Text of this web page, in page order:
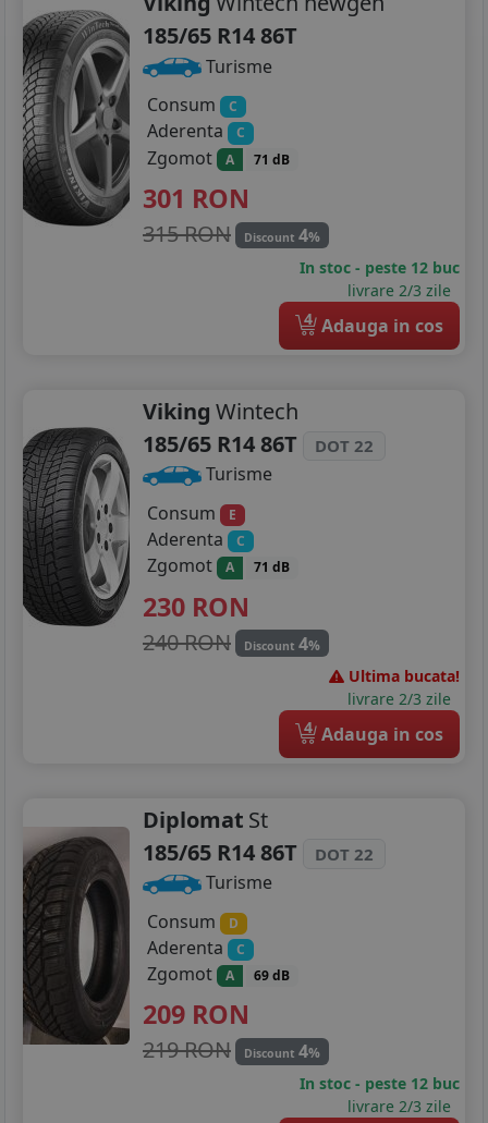
185/65 R14 86T
Turisme
Consum
C
Aderenta C
Zgomot A 71 dB
301 RON
315 RON Discount 4%
In stoc - peste 12 buc
livrare 2/3 zile
4 Adauga in cos
Viking Wintech
185/65 R14 86T
DOT 22
Turisme
Consum
E
Aderenta C
Zgomot A 71 dB
230 RON
240 RON Discount 4%
Ultima bucata!
livrare 2/3 zile
4 Adauga in cos
Diplomat St
185/65 R14 86T
DOT 22
Turisme
Consum
D
Aderenta C
Zgomot A 69 dB
209 RON
219 RON Discount 4%
In stoc - peste 12 buc
livrare 2/3 zile